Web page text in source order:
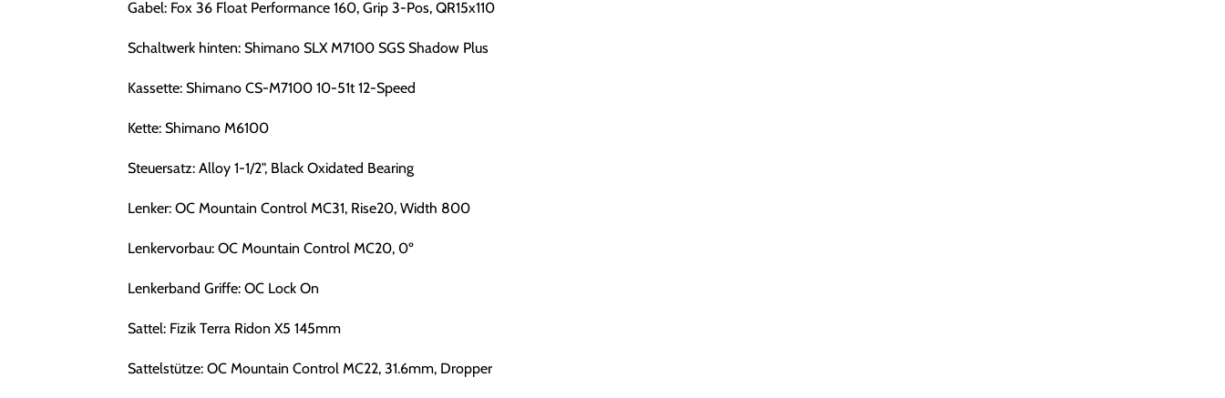
Gabel: Fox 36 Float Performance 160, Grip 3-Pos, QR15x110
Schaltwerk hinten: Shimano SLX M7100 SGS Shadow Plus
Kassette: Shimano CS-M7100 10-51t 12-Speed
Kette: Shimano M6100
Steuersatz: Alloy 1-1/2", Black Oxidated Bearing
Lenker: OC Mountain Control MC31, Rise20, Width 800
Lenkervorbau: OC Mountain Control MC20, 0º
Lenkerband Griffe: OC Lock On
Sattel: Fizik Terra Ridon X5 145mm
Sattelstütze: OC Mountain Control MC22, 31.6mm, Dropper